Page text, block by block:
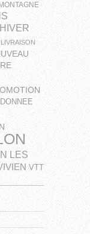
HIVER
LIVRAISON
LES
VTT